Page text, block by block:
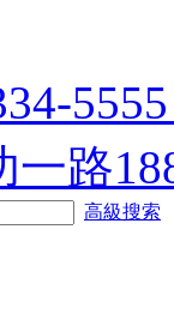
一路
高級搜索